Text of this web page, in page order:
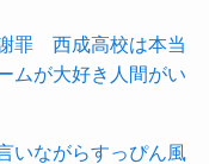
罪 西成高校は本当
ムが大好き人間がい
いながらすっぴん風